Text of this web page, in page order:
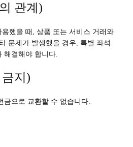
관계)
했을 때, 상품 또는 서비스 거래와
문제가 발생했을 경우, 특별 좌석
해결해야 합니다.
지)
금으로 교환할 수 없습니다.